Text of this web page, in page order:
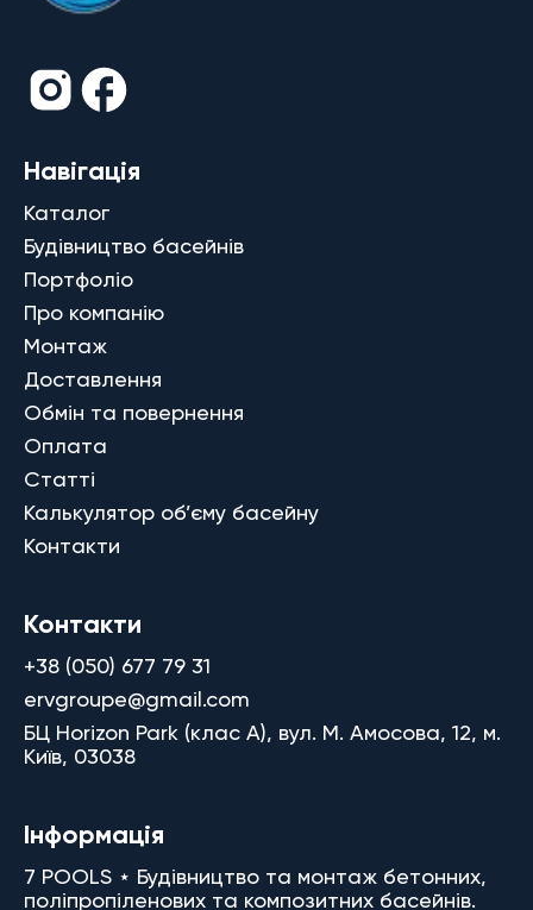
Навігація
Каталог
Будівництво басейнів
Портфоліо
Про компанію
Монтаж
Доставлення
Обмін та повернення
Оплата
Статті
Калькулятор об’єму басейну
Контакти
Контакти
+38 (050) 677 79 31
ervgroupe@gmail.com
БЦ Horizon Park (клас A), вул. М. Амосова, 12, м.
Київ, 03038
Інформація
7 POOLS ⋆ Будівництво та монтаж бетонних,
поліпропіленових та композитних басейнів.